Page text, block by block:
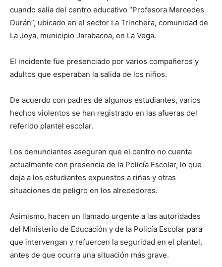
cuando salía del centro educativo “Profesora Mercedes
Durán”, ubicado en el sector La Trinchera, comunidad de
La Joya, municipio Jarabacoa, en La Vega.
El incidente fue presenciado por varios compañeros y
adultos que esperaban la salida de los niños.
De acuerdo con padres de algunos estudiantes, varios
hechos violentos se han registrado en las afueras del
referido plantel escolar.
Los denunciantes aseguran que el centro no cuenta
actualmente con presencia de la Policía Escolar, lo que
deja a los estudiantes expuestos a riñas y otras
situaciones de peligro en los alrededores.
Asimismo, hacen un llamado urgente a las autoridades
del Ministerio de Educación y de la Policía Escolar para
que intervengan y refuercen la seguridad en el plantel,
antes de que ocurra una situación más grave.